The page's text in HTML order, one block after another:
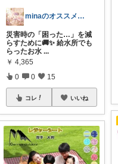
minaのオススメ紹介します♡
災害時の「困った…」を減
らすために🚚✨ 給水所でも
らったお水 ...
￥ 4,365
0 0 15
コレ いいね